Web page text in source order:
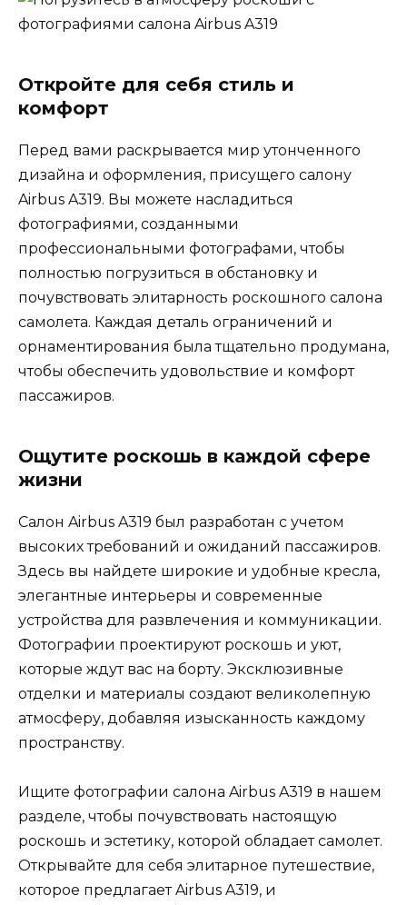
Откройте для себя стиль и
комфорт
Перед вами раскрывается мир утонченного
дизайна и оформления, присущего салону
Airbus A319. Вы можете насладиться
фотографиями, созданными
профессиональными фотографами, чтобы
полностью погрузиться в обстановку и
почувствовать элитарность роскошного салона
самолета. Каждая деталь ограничений и
орнаментирования была тщательно продумана,
чтобы обеспечить удовольствие и комфорт
пассажиров.
Ощутите роскошь в каждой сфере
жизни
Салон Airbus A319 был разработан с учетом
высоких требований и ожиданий пассажиров.
Здесь вы найдете широкие и удобные кресла,
элегантные интерьеры и современные
устройства для развлечения и коммуникации.
Фотографии проектируют роскошь и уют,
которые ждут вас на борту. Эксклюзивные
отделки и материалы создают великолепную
атмосферу, добавляя изысканность каждому
пространству.
Ищите фотографии салона Airbus A319 в нашем
разделе, чтобы почувствовать настоящую
роскошь и эстетику, которой обладает самолет.
Открывайте для себя элитарное путешествие,
которое предлагает Airbus A319, и